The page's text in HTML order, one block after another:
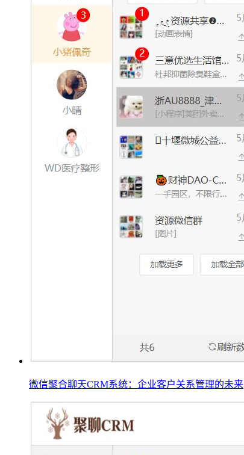
微信聚合聊天CRM系统：企业客户关系管理的未来